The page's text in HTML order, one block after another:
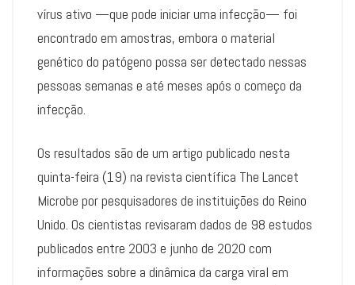
vírus ativo —que pode iniciar uma infecção— foi
encontrado em amostras, embora o material
genético do patógeno possa ser detectado nessas
pessoas semanas e até meses após o começo da
infecção.
Os resultados são de um artigo publicado nesta
quinta-feira (19) na revista científica The Lancet
Microbe por pesquisadores de instituições do Reino
Unido. Os cientistas revisaram dados de 98 estudos
publicados entre 2003 e junho de 2020 com
informações sobre a dinâmica da carga viral em